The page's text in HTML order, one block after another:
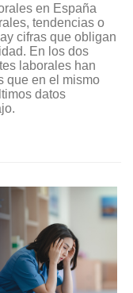
en España
tendencias o
cifras que obligan
En los dos
laborales han
que en el mismo
datos